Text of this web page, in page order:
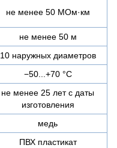
не менее 50 МОм·км
не менее 50 м
10 наружных диаметров
−50...+70 °C
не менее 25 лет с даты
изготовления
медь
ПВХ пластикат